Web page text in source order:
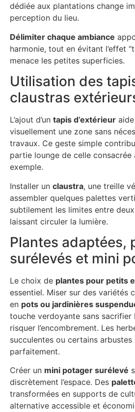
dédiée aux plantations change
perception du lieu.
Délimiter chaque ambiance
harmonie, tout en évitant l’effet
menace les petites superficies.
Utilisation des
claustras
L’ajout d’un tapis d’extérieur
visuellement une zone sans
travaux. Ce geste simple
partie lounge de celle consacrée
exemple.
Installer un claustra, une treille
assembler quelques palettes
subtilement les limites entre
laissant circuler la lumière.
Plantes adaptées,
surélevés et mini
Le choix de plantes pour petits
essentiel. Miser sur des variétés
en pots ou jardinières
touche verdoyante sans sacrifier
risquer l’encombrement. Les
succulentes ou certains arbustes
parfaitement.
Créer un mini potager surélevé
discrètement l’espace. Des
transformées en supports de
alternative accessible et